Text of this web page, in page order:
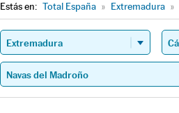
Estás en: Total España » Extremadura »